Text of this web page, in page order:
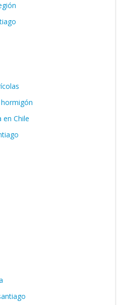
en Chile